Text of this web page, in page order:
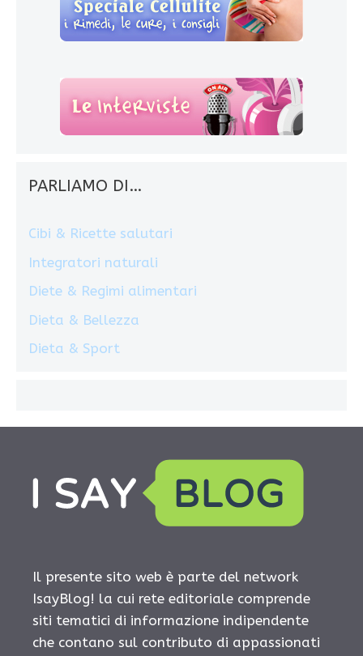
PARLIAMO DI…
Cibi & Ricette salutari
Integratori naturali
Diete & Regimi alimentari
Dieta & Bellezza
Dieta & Sport
Il presente sito web è parte del network
IsayBlog! la cui rete editoriale comprende
siti tematici di informazione indipendente
che contano sul contributo di appassionati